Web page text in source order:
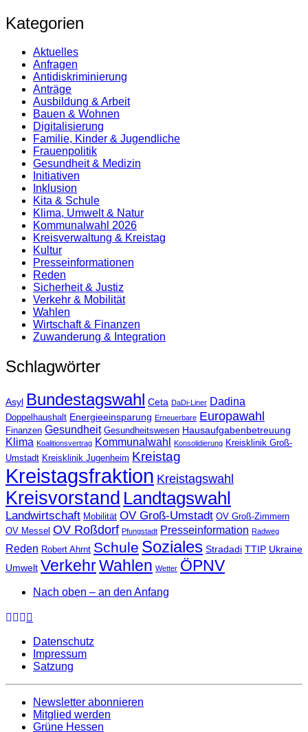
Kategorien
Aktuelles
Anfragen
Antidiskrimi­nierung
Anträge
Ausbildung & Arbeit
Bauen & Wohnen
Digitalisierung
Familie, Kinder & Jugendliche
Frauenpolitik
Gesundheit & Medizin
Initiativen
Inklusion
Kita & Schule
Klima, Umwelt & Natur
Kommunalwahl 2026
Kreisverwaltung & Kreistag
Kultur
Presse­informationen
Reden
Sicherheit & Justiz
Verkehr & Mobilität
Wahlen
Wirtschaft & Finanzen
Zuwanderung & Integration
Schlagwörter
Asyl Bundestagswahl Ceta DaDi-Liner Dadina
Doppelhaushalt Energieeinsparung Erneuerbare Europawahl
Finanzen Gesundheit Gesundheitswesen Hausaufgabenbetreuung
Klima Koalitionsvertrag Kommunalwahl Konsolidierung Kreisklinik Groß-
Umstadt Kreisklinik Jugenheim Kreistag
Kreistagsfraktion Kreistagswahl
Kreisvorstand Landtagswahl
Landwirtschaft Mobilität OV Groß-Umstadt OV Groß-Zimmern
OV Messel OV Roßdorf Pfungstadt Presseinformation Radweg
Reden Robert Ahrnt Schule Soziales Stradadi TTIP Ukraine
Umwelt VerkehrWahlen Wetter ÖPNV
Nach oben – an den Anfang
Datenschutz
Impressum
Satzung
Newsletter abonnieren
Mitglied werden
Grüne Hessen